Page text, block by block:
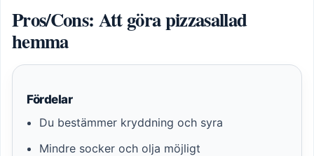
Pros/Cons: Att göra pizzasallad
hemma
Fördelar
Du bestämmer kryddning och syra
Mindre socker och olja möjligt